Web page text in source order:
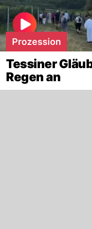
Prozession
Tessiner
Regen an